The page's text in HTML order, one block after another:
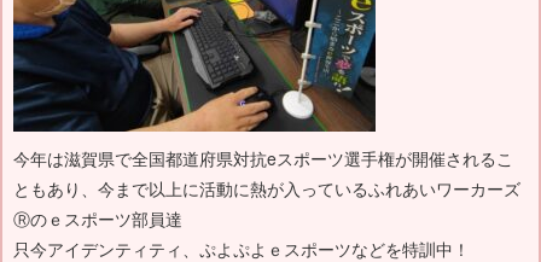
今年は滋賀県で全国都道府県対抗eスポーツ選手権が開催されるこ
ともあり、今まで以上に活動に熱が入っているふれあいワーカーズ
Ⓡのｅスポーツ部員達
只今アイデンティティ、ぷよぷよｅスポーツなどを特訓中！